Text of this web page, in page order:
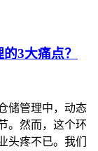
3大痛点？
储管理中，动态
。然而，这个环
头疼不已。我们